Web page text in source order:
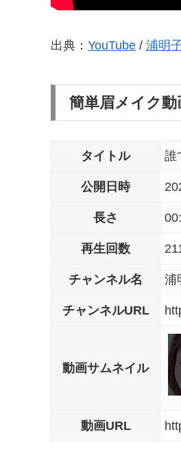
出典： YouTube / 浦明
簡単眉メイク動
タイトル 誰
公開日時
長さ
再生回数
チャンネル名 浦
チャンネルURL
動画サムネイル
動画URL